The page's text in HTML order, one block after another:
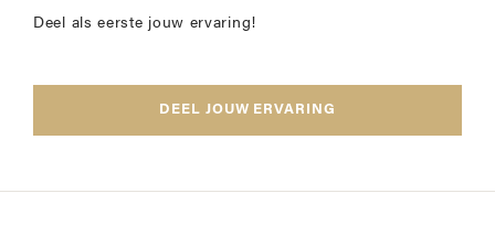
Deel als eerste jouw ervaring!
DEEL JOUW ERVARING